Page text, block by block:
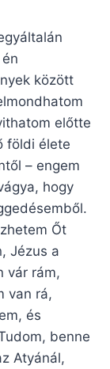
között
előtte
földi élete
– engem
hogy
Őt
Jézus a
vár rám,
van rá,
és
benne
Atyánál,